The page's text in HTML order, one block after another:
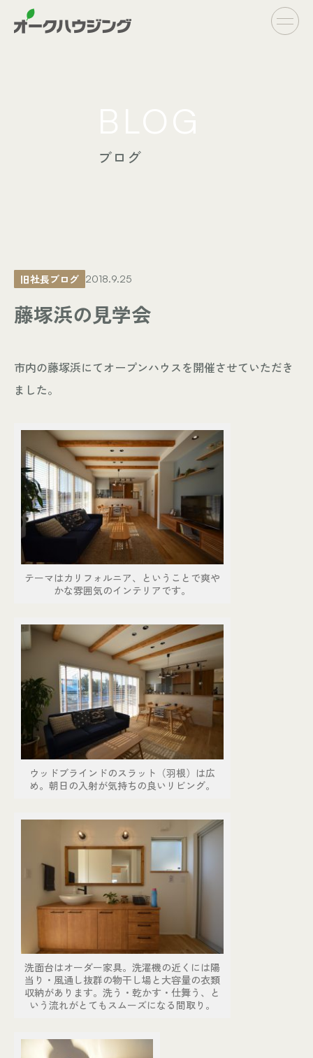
LINE UP
- イベント情報
- ブログ
- お知らせ
- 施工事例
- お客様の声
- スタッフ紹介
- 会社情報
CONTACT
- 来店予約
- 資料請求
個人情報保護方針
© KASHIUCHI CONSTRUCTION CO.,LTD
ブログ
旧社長ブログ 2018.9.25
藤塚浜の見学会
市内の藤塚浜にてオープンハウスを開催させていただき
ました。
テーマはカリフォルニア、ということで爽や
かな雰囲気のインテリアです。
ウッドブラインドのスラット（羽根）は広
め。朝日の入射が気持ちの良いリビング。
洗面台はオーダー家具。洗濯機の近くには陽
当り・風通し抜群の物干し場と大容量の衣類
収納があります。洗う・乾かす・仕舞う、と
いう流れがとてもスムーズになる間取り。